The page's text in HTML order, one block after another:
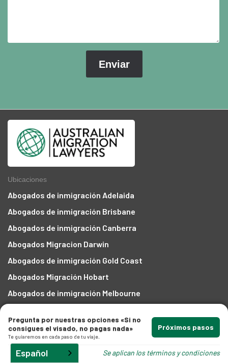
Ubicaciones
Abogados de inmigración Adelaida
Abogados de inmigración Brisbane
Abogados de inmigración Canberra
Abogados Migracion Darwin
Abogados de inmigración Gold Coast
Abogados Migración Hobart
Abogados de inmigración Melbourne
Migración Abogados Sydney
Visados
Visados para socios
Pregunta por nuestras opciones «Si no
consigues el visado, no pagas nada»
Te guiaremos en cada paso de tu viaje.
Próximos pasos
Se aplican los términos y condiciones
Español